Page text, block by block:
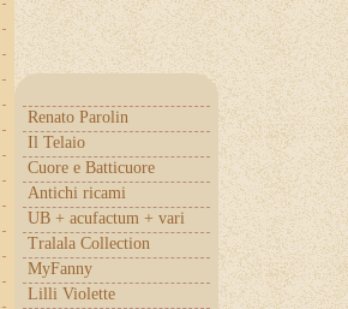
Renato Parolin
Il Telaio
Cuore e Batticuore
Antichi ricami
UB + acufactum + vari
Tralala Collection
MyFanny
Lilli Violette